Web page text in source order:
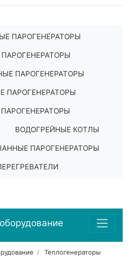
ПАРОГЕНЕРАТОРЫ
ПАРОГЕНЕРАТОРЫ
ПАРОГЕНЕРАТОРЫ
ВОДОГРЕЙНЫЕ КОТЛЫ
ПАРОГЕНЕРАТОРЫ
Теплогенераторы